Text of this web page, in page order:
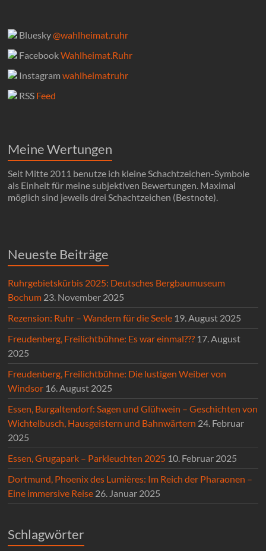
Bluesky@wahlheimat.ruhr
FacebookWahlheimat.Ruhr
Instagramwahlheimatruhr
RSS Feed
Meine Wertungen
Seit Mitte 2011 benutze ich kleine Schachtzeichen-Symbole
als Einheit für meine subjektiven Bewertungen. Maximal
möglich sind jeweils drei Schachtzeichen (Bestnote).
Neueste Beiträge
Ruhrgebietskürbis 2025: Deutsches Bergbaumuseum
Bochum 23. November 2025
Rezension: Ruhr – Wandern für die Seele 19. August 2025
Freudenberg, Freilichtbühne: Es war einmal??? 17. August
2025
Freudenberg, Freilichtbühne: Die lustigen Weiber von
Windsor 16. August 2025
Essen, Burgaltendorf: Sagen und Glühwein – Geschichten von
Wichtelbusch, Hausgeistern und Bahnwärtern 24. Februar
2025
Essen, Grugapark – Parkleuchten 2025 10. Februar 2025
Dortmund, Phoenix des Lumières: Im Reich der Pharaonen –
Eine immersive Reise 26. Januar 2025
Schlagwörter